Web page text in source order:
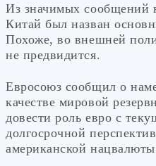
Из значимых сообщений
Китай был назван
Похоже, во внешней
не предвидится.
Евросоюз сообщил о
качестве мировой
довести роль евро с
долгосрочной
американской